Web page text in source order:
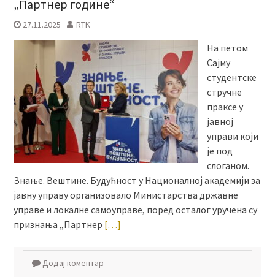
„Партнер године“
27.11.2025 RTK
На петом
Сајму
студентске
стручне
праксе у
јавној
управи који
је под
слоганом.
Знање. Вештине. Будућност у Националној академији за
јавну управу организовало Министарства државне
управе и локалне самоуправе, поред осталог уручена су
признања „Партнер […]
Додај коментар